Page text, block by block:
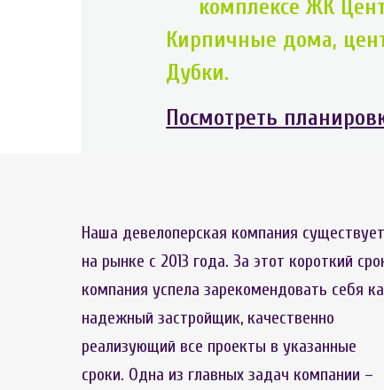
комплексе ЖК
Кирпичные дома,
Дубки.
Посмотреть
Наша девелоперская компания существует
на рынке с 2013 года. За этот короткий
компания успела зарекомендовать себя
надежный застройщик, качественно
реализующий все проекты в указанные
сроки. Одна из главных задач компании –